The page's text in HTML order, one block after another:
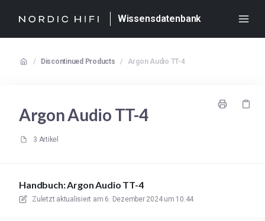
Wissensdatenbank
/ Discontinued Products / Argon Audio TT-4
Argon Audio TT-4
3 Artikel
Handbuch: Argon Audio TT-4
Zuletzt aktualisiert am 6. Dezember 2024 um 10:44